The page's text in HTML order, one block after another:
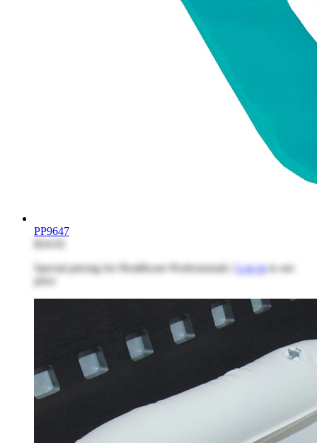
PP9647
$24.92
Special pricing for Healthcare Professionals | Log into see
price